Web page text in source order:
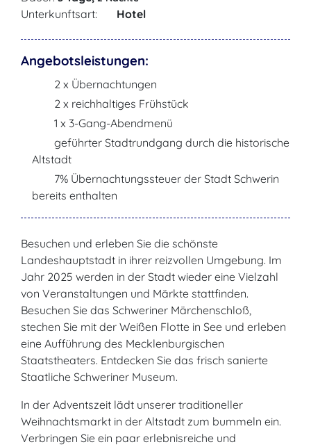
Unterkunftsart: Hotel
Angebotsleistungen:
2 x Übernachtungen
2 x reichhaltiges Frühstück
1 x 3-Gang-Abendmenü
geführter Stadtrundgang durch die historische
Altstadt
7% Übernachtungssteuer der Stadt Schwerin
bereits enthalten
Besuchen und erleben Sie die schönste
Landeshauptstadt in ihrer reizvollen Umgebung. Im
Jahr 2025 werden in der Stadt wieder eine Vielzahl
von Veranstaltungen und Märkte stattfinden.
Besuchen Sie das Schweriner Märchenschloß,
stechen Sie mit der Weißen Flotte in See und erleben
eine Aufführung des Mecklenburgischen
Staatstheaters. Entdecken Sie das frisch sanierte
Staatliche Schweriner Museum.
In der Adventszeit lädt unserer traditioneller
Weihnachtsmarkt in der Altstadt zum bummeln ein.
Verbringen Sie ein paar erlebnisreiche und